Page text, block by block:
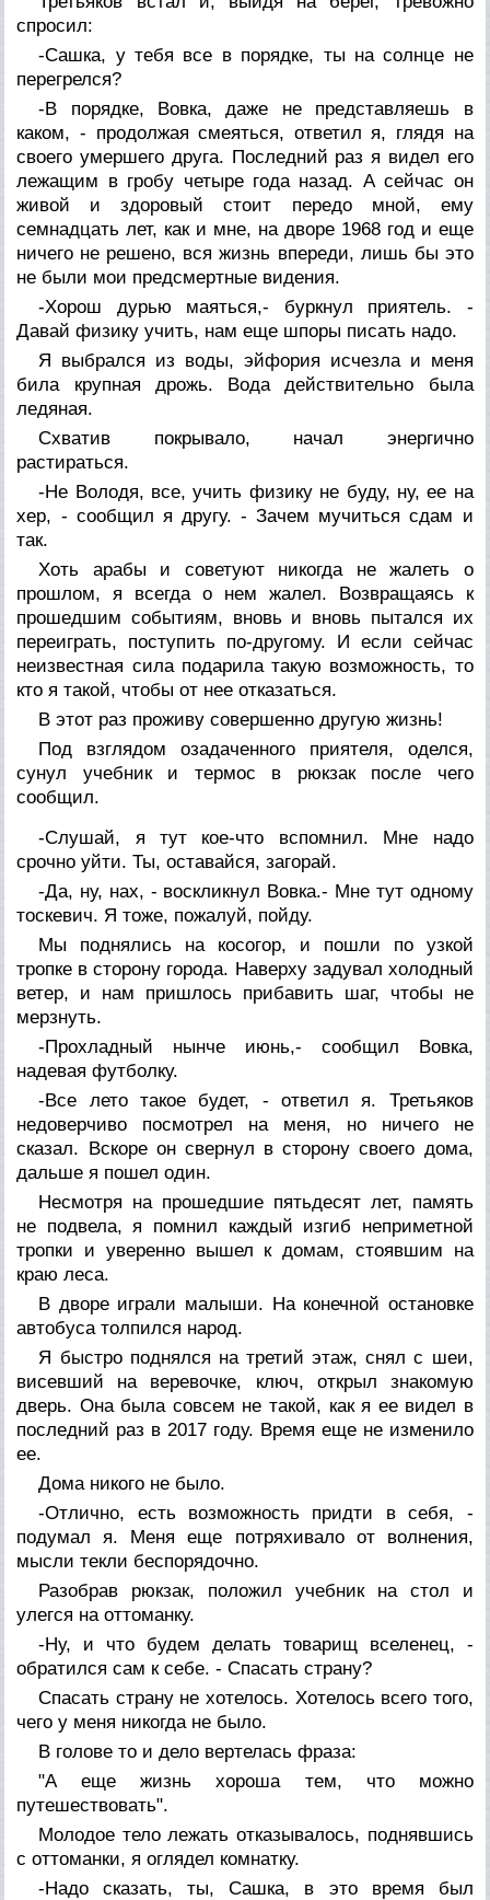
спросил:
-Сашка, у тебя все в порядке, ты на солнце не
перегрелся?
-В порядке, Вовка, даже не представляешь в
каком, - продолжая смеяться, ответил я, глядя на
своего умершего друга. Последний раз я видел его
лежащим в гробу четыре года назад. А сейчас он
живой и здоровый стоит передо мной, ему
семнадцать лет, как и мне, на дворе 1968 год и еще
ничего не решено, вся жизнь впереди, лишь бы это
не были мои предсмертные видения.
-Хорош дурью маяться,- буркнул приятель. -
Давай физику учить, нам еще шпоры писать надо.
Я выбрался из воды, эйфория исчезла и меня
била крупная дрожь. Вода действительно была
ледяная.
Схватив покрывало, начал энергично
растираться.
-Не Володя, все, учить физику не буду, ну, ее на
хер, - сообщил я другу. - Зачем мучиться сдам и
так.
Хоть арабы и советуют никогда не жалеть о
прошлом, я всегда о нем жалел. Возвращаясь к
прошедшим событиям, вновь и вновь пытался их
переиграть, поступить по-другому. И если сейчас
неизвестная сила подарила такую возможность, то
кто я такой, чтобы от нее отказаться.
В этот раз проживу совершенно другую жизнь!
Под взглядом озадаченного приятеля, оделся,
сунул учебник и термос в рюкзак после чего
сообщил.
-Слушай, я тут кое-что вспомнил. Мне надо
срочно уйти. Ты, оставайся, загорай.
-Да, ну, нах, - воскликнул Вовка.- Мне тут одному
тоскевич. Я тоже, пожалуй, пойду.
Мы поднялись на косогор, и пошли по узкой
тропке в сторону города. Наверху задувал холодный
ветер, и нам пришлось прибавить шаг, чтобы не
мерзнуть.
-Прохладный нынче июнь,- сообщил Вовка,
надевая футболку.
-Все лето такое будет, - ответил я. Третьяков
недоверчиво посмотрел на меня, но ничего не
сказал. Вскоре он свернул в сторону своего дома,
дальше я пошел один.
Несмотря на прошедшие пятьдесят лет, память
не подвела, я помнил каждый изгиб неприметной
тропки и уверенно вышел к домам, стоявшим на
краю леса.
В дворе играли малыши. На конечной остановке
автобуса толпился народ.
Я быстро поднялся на третий этаж, снял с шеи,
висевший на веревочке, ключ, открыл знакомую
дверь. Она была совсем не такой, как я ее видел в
последний раз в 2017 году. Время еще не изменило
ее.
Дома никого не было.
-Отлично, есть возможность придти в себя, -
подумал я. Меня еще потряхивало от волнения,
мысли текли беспорядочно.
Разобрав рюкзак, положил учебник на стол и
улегся на оттоманку.
-Ну, и что будем делать товарищ вселенец, -
обратился сам к себе. - Спасать страну?
Спасать страну не хотелось. Хотелось всего того,
чего у меня никогда не было.
В голове то и дело вертелась фраза:
"А еще жизнь хороша тем, что можно
путешествовать".
Молодое тело лежать отказывалось, поднявшись
с оттоманки, я оглядел комнатку.
-Надо сказать, ты, Сашка, в это время был